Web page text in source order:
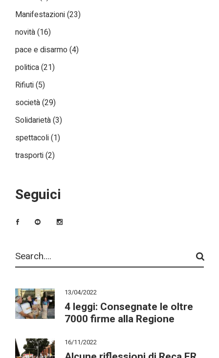
Manifestazioni(23)
novità(16)
pace e disarmo(4)
politica(21)
Rifiuti(5)
società(29)
Solidarietà(3)
spettacoli(1)
trasporti(2)
Seguici
13/04/2022
4 leggi: Consegnate le oltre
7000 firme alla Regione
16/11/2022